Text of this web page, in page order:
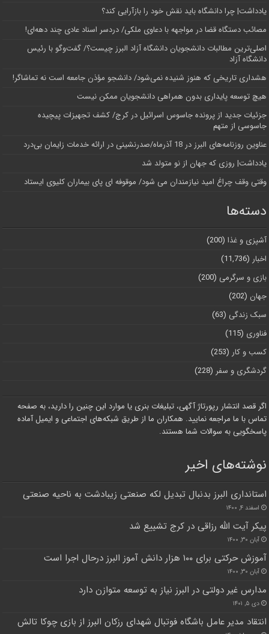
یادداشت| چرا دانشگاه باید نقش خود را بازآرایی کند؟
مصائب دستگاه قضا در مواجهه با دعاوی ملکی/ دردسر اسناد عادی چند‌ دهه‌ای!
اصلی‌ترین مطالبات دانشجویان دانشگاه آزاد البرز چیست؟/ گفت‌وگو با رئیس
دانشگاه آز‌اد
هشداری تاریخی که هنوز شنیده نمی‌شود/ دانشجو مؤذن جامعه است نه تماشاگر!
هیچ توسعه پایداری بدون همراهی دانشجویان ممکن نیست
جزئیات جدید از پرونده جاسوس اسرائیل در کرج/‌ کشف تجهیزات پیچیده
جاسوسی از متهم
عناوین روزنامه‌های البرز در ‌18 آذرماه/صدرنشینی در ارائه خدمات زایمان بی‌درد
یادداشت| روزی که جهان از نو متولد شد
وقتی وقف چراغ امید نیازمندان می شود/ موقوفه ای پای بیماران کلیوی ایستاد
دسته‌ها
آشپزی و غذا (200)
اخبار (11,736)
بازی و سرگرمی (200)
جهان (202)
سبک زندگی (63)
فناوری (115)
کسب و کار (253)
گردشگری و سفر (228)
اگر قصد انتشار رپورتاژ آگهی، تبلیغات بنری یا موارد این چنین را دارید، به صفحه
تماس با ما مراجعه نمایید. همکاران ما از طریق شبکه‌های اجتماعی و ایمیل آماده
پاسخگویی به سوالات شما هستند.
نوشته‌های اخیر
استانداری البرز بدنبال تبدیل لکه صنعتی زیبادشت به ناحیه صنعتی
اسفند ۴, ۱۴۰۰
پیکر آیت الله رزاقی در کرج تشییع شد
آبان ۳۰, ۱۴۰۰
آموزش حرکتی برای ۱۰۰ هزار دانش آموز البرز درحال اجرا است
آبان ۳۰, ۱۴۰۰
مدارس غیر دولتی در البرز نیاز به توسعه متوازن دارد
دی ۵, ۱۴۰۱
انتقاد مدیر عامل باشگاه فوتبال شهدای رزکان البرز از بازی چوکا تالش